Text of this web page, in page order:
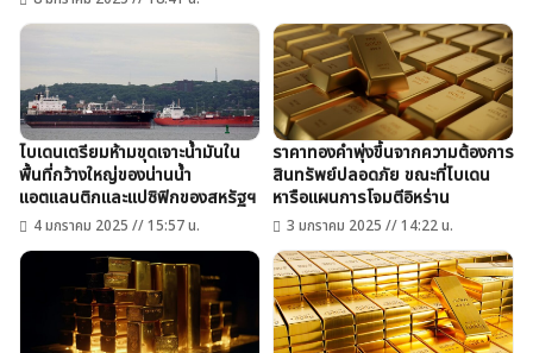
ไบเดนเตรียมห้ามขุดเจาะน้ำมันใน
พื้นที่กว้างใหญ่ของน่านน้ำ
แอตแลนติกและแปซิฟิกของสหรัฐฯ
4 มกราคม 2025 // 15:57 น.
ราคาทองคำพุ่งขึ้นจากความต้องการ
สินทรัพย์ปลอดภัย ขณะที่ไบเดน
หารือแผนการโจมตีอิหร่าน
3 มกราคม 2025 // 14:22 น.